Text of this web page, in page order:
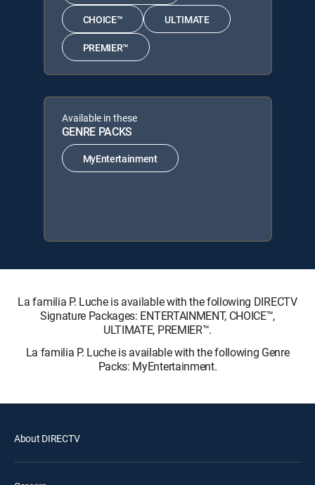
CHOICE™ ULTIMATE
PREMIER™
Available in these
GENRE PACKS
MyEntertainment
La familia P. Luche is available with the following DIRECTV
Signature Packages: ENTERTAINMENT, CHOICE™,
ULTIMATE, PREMIER™.
La familia P. Luche is available with the following Genre
Packs: MyEntertainment.
About DIRECTV